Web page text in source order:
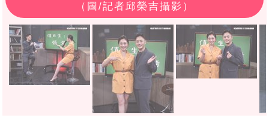
（圖/記者邱榮吉攝影）